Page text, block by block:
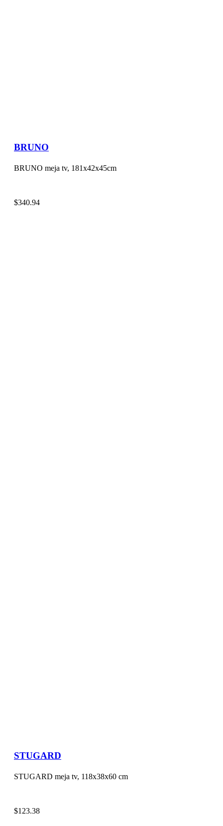
BRUNO
BRUNO meja tv, 181x42x45cm
$340.94
STUGARD
STUGARD meja tv, 118x38x60 cm
$123.38